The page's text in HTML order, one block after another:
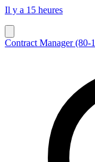
Il y a 15 heures
Contract Manager